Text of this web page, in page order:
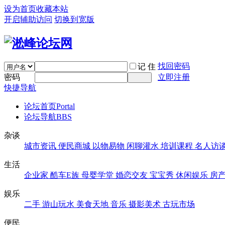
设为首页收藏本站
开启辅助访问 切换到宽版
记 住 找回密码
密码
立即注册
快捷导航
论坛首页Portal
论坛导航BBS
杂谈
城市资讯 便民商城 以物易物 闲聊灌水 培训课程 名人访
生活
企业家 酷车E族 母婴学堂 婚恋交友 宝宝秀 休闲娱乐 房
娱乐
二手 游山玩水 美食天地 音乐 摄影美术 古玩市场
便民